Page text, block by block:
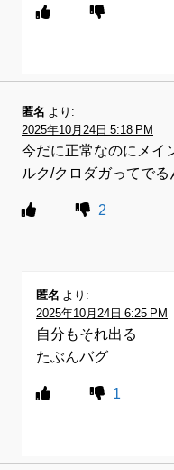
匿名 より:
2025年10月24日 5:18 PM
今だに正常なのにメ
ルク/クロダガってでる
2
匿名 より:
2025年10月24日 6:25 PM
自分もそれ出る
たぶんバグ
1